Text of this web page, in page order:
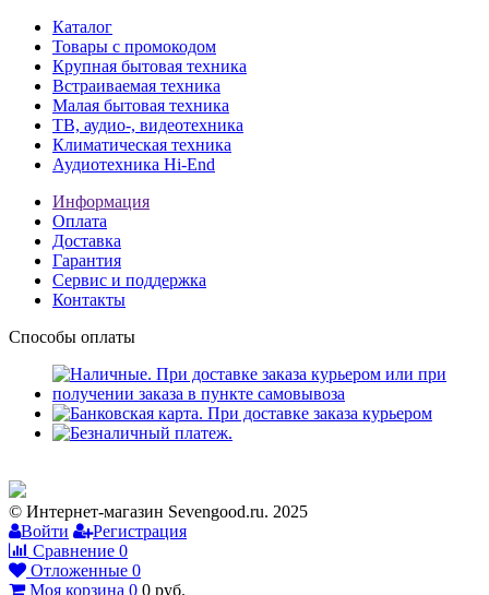
Каталог
Товары с промокодом
Крупная бытовая техника
Встраиваемая техника
Малая бытовая техника
ТВ, аудио-, видеотехника
Климатическая техника
Аудиотехника Hi-End
Информация
Оплата
Доставка
Гарантия
Сервис и поддержка
Контакты
Способы оплаты
© Интернет-магазин Sevengood.ru. 2025
Войти
Регистрация
Сравнение 0
Отложенные 0
Моя корзина 0 0 руб.